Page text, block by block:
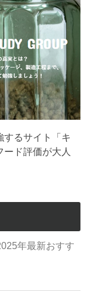
するサイト「キ
ド評価が大人
年最新おすす